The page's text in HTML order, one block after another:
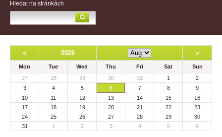
Hledat na stránkách
« 2026 »
Mon Tue Wed Thu Fri Sat
Sun
27
28 29 30 31 1
2
3
4 5 6 7 8
9
10
11 12 13 14 15
16
17
18 19 20 21 22
23
24
25 26 27 28 29
30
31
1 2 3 4 5 6